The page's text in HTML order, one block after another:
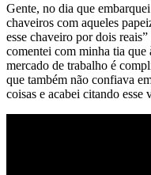
Gente, no dia que
chaveiros com aqueles
esse chaveiro por dois
comentei com minha tia que
mercado de trabalho é
que também não confiava
coisas e acabei citando esse